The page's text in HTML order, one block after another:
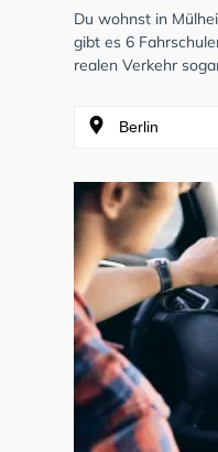
Du wohnst in
gibt es 6
realen Verkehr